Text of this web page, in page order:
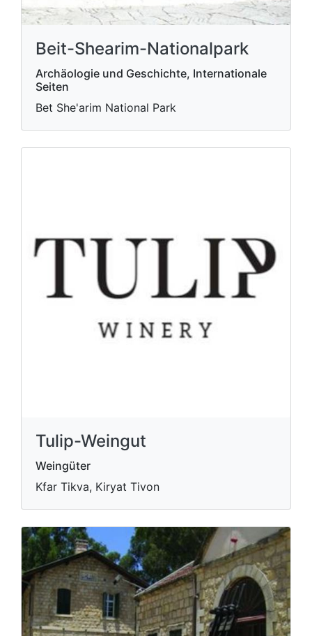
Beit-Shearim-Nationalpark
Archäologie und Geschichte, Internationale
Seiten
Bet She'arim National Park
Tulip-Weingut
Weingüter
Kfar Tikva, Kiryat Tivon